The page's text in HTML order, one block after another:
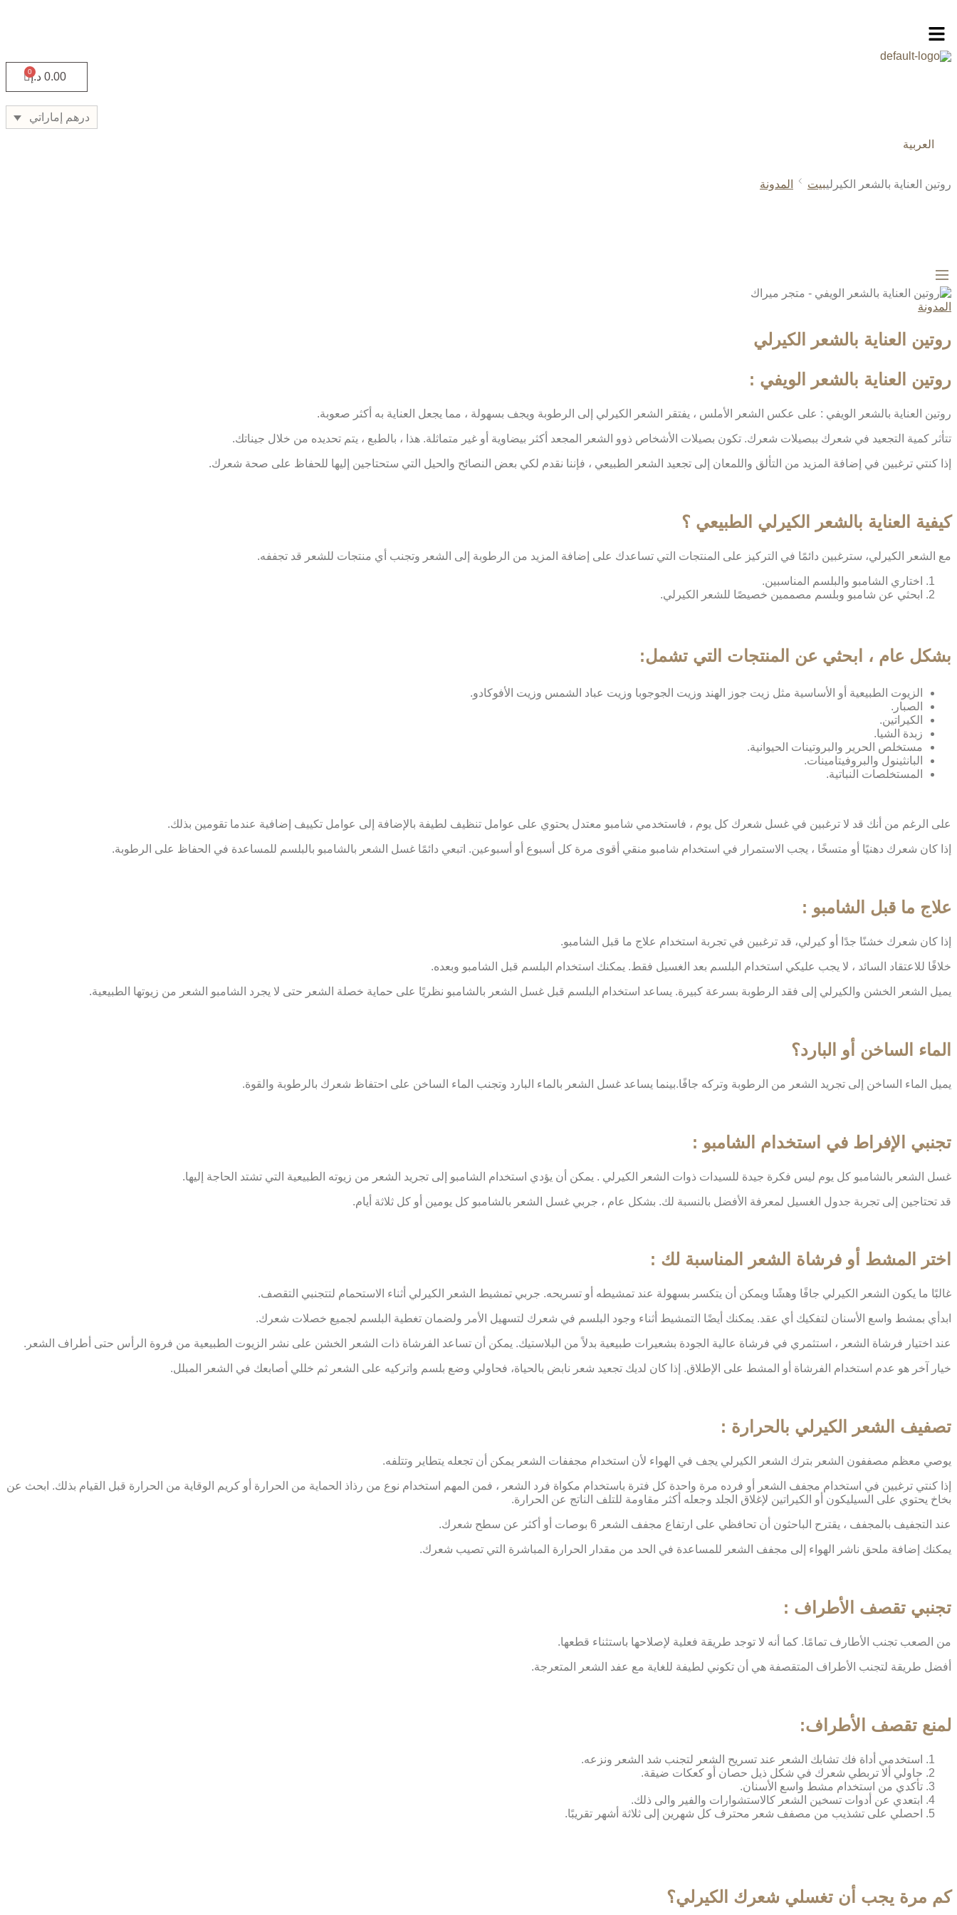
0.00 د.إ
درهم إماراتي
العربية
روتين العناية بالشعر الكيرليبيت المدونة
المدونة
روتين العناية بالشعر الكيرلي
روتين العناية بالشعر الويفي :
روتين العناية بالشعر الويفي : على عكس الشعر الأملس ، يفتقر الشعر الكيرلي إلى الرطوبة ويجف بسهولة ، مما يجعل العناية به أكثر صعوبة.
تتأثر كمية التجعيد في شعرك ببصيلات شعرك. تكون بصيلات الأشخاص ذوو الشعر المجعد أكثر بيضاوية أو غير متماثلة. هذا ، بالطبع ، يتم تحديده من خلال جيناتك.
إذا كنتي ترغبين في إضافة المزيد من التألق واللمعان إلى تجعيد الشعر الطبيعي ، فإننا نقدم لكي بعض النصائح والحيل التي ستحتاجين إليها للحفاظ على صحة شعرك.
كيفية العناية بالشعر الكيرلي الطبيعي ؟
مع الشعر الكيرلي، سترغبين دائمًا في التركيز على المنتجات التي تساعدك على إضافة المزيد من الرطوبة إلى الشعر وتجنب أي منتجات للشعر قد تجففه.
اختاري الشامبو والبلسم المناسبين.
ابحثي عن شامبو وبلسم مصممين خصيصًا للشعر الكيرلي.
بشكل عام ، ابحثي عن المنتجات التي تشمل:
الزيوت الطبيعية أو الأساسية مثل زيت جوز الهند وزيت الجوجوبا وزيت عباد الشمس وزيت الأفوكادو.
الصبار.
الكيراتين.
زبدة الشيا.
مستخلص الحرير والبروتينات الحيوانية.
البانثينول والبروفيتامينات.
المستخلصات النباتية.
على الرغم من أنك قد لا ترغبين في غسل شعرك كل يوم ، فاستخدمي شامبو معتدل يحتوي على عوامل تنظيف لطيفة بالإضافة إلى عوامل تكييف إضافية عندما تقومين بذلك.
إذا كان شعرك دهنيًا أو متسخًا ، يجب الاستمرار في استخدام شامبو منقي أقوى مرة كل أسبوع أو أسبوعين. اتبعي دائمًا غسل الشعر بالشامبو بالبلسم للمساعدة في الحفاظ على الرطوبة.
علاج ما قبل الشامبو :
إذا كان شعرك خشنًا جدًا أو كيرلي، قد ترغبين في تجربة استخدام علاج ما قبل الشامبو.
خلافًا للاعتقاد السائد ، لا يجب عليكي استخدام البلسم بعد الغسيل فقط. يمكنك استخدام البلسم قبل الشامبو وبعده.
يميل الشعر الخشن والكيرلي إلى فقد الرطوبة بسرعة كبيرة. يساعد استخدام البلسم قبل غسل الشعر بالشامبو نظريًا على حماية خصلة الشعر حتى لا يجرد الشامبو الشعر من زيوتها الطبيعية.
الماء الساخن أو البارد؟
يميل الماء الساخن إلى تجريد الشعر من الرطوبة وتركه جافًا.بينما يساعد غسل الشعر بالماء البارد وتجنب الماء الساخن على احتفاظ شعرك بالرطوبة والقوة.
تجنبي الإفراط في استخدام الشامبو :
غسل الشعر بالشامبو كل يوم ليس فكرة جيدة للسيدات ذوات الشعر الكيرلي . يمكن أن يؤدي استخدام الشامبو إلى تجريد الشعر من زيوته الطبيعية التي تشتد الحاجة إليها.
قد تحتاجين إلى تجربة جدول الغسيل لمعرفة الأفضل بالنسبة لك. بشكل عام ، جربي غسل الشعر بالشامبو كل يومين أو كل ثلاثة أيام.
اختر المشط أو فرشاة الشعر المناسبة لك :
غالبًا ما يكون الشعر الكيرلي جافًا وهشًا ويمكن أن يتكسر بسهولة عند تمشيطه أو تسريحه. جربي تمشيط الشعر الكيرلي أثناء الاستحمام لتتجنبي التقصف.
ابدأي بمشط واسع الأسنان لتفكيك أي عقد. يمكنك أيضًا التمشيط أثناء وجود البلسم في شعرك لتسهيل الأمر ولضمان تغطية البلسم لجميع خصلات شعرك.
عند اختيار فرشاة الشعر ، استثمري في فرشاة عالية الجودة بشعيرات طبيعية بدلاً من البلاستيك. يمكن أن تساعد الفرشاة ذات الشعر الخشن على نشر الزيوت الطبيعية من فروة الرأس حتى أطراف الشعر.
خيار آخر هو عدم استخدام الفرشاة أو المشط على الإطلاق. إذا كان لديك تجعيد شعر نابض بالحياة، فحاولي وضع بلسم واتركيه على الشعر ثم خللي أصابعك في الشعر المبلل.
تصفيف الشعر الكيرلي بالحرارة :
يوصي معظم مصففون الشعر بترك الشعر الكيرلي يجف في الهواء لأن استخدام مجففات الشعر يمكن أن تجعله يتطاير وتتلفه.
إذا كنتي ترغبين في استخدام مجفف الشعر أو فرده مرة واحدة كل فترة باستخدام مكواة فرد الشعر ، فمن المهم استخدام نوع من رذاذ الحماية من الحرارة أو كريم الوقاية من الحرارة قبل القيام بذلك. ابحث عن
بخاخ يحتوي على السيليكون أو الكيراتين لإغلاق الجلد وجعله أكثر مقاومة للتلف الناتج عن الحرارة.
عند التجفيف بالمجفف ، يقترح الباحثون أن تحافظي على ارتفاع مجفف الشعر 6 بوصات أو أكثر عن سطح شعرك.
يمكنك إضافة ملحق ناشر الهواء إلى مجفف الشعر للمساعدة في الحد من مقدار الحرارة المباشرة التي تصيب شعرك.
تجنبي تقصف الأطراف :
من الصعب تجنب الأطارف تمامًا. كما أنه لا توجد طريقة فعلية لإصلاحها باستثناء قطعها.
أفضل طريقة لتجنب الأطراف المتقصفة هي أن تكوني لطيفة للغاية مع عفد الشعر المتعرجة.
لمنع تقصف الأطراف:
استخدمي أداة فك تشابك الشعر عند تسريح الشعر لتجنب شد الشعر ونزعه.
حاولي ألا تربطي شعرك في شكل ذيل حصان أو كعكات ضيقة.
تأكدي من استخدام مشط واسع الأسنان.
ابتعدي عن أدوات تسخين الشعر كالاستشوارات والفير والى ذلك.
احصلي على تشذيب من مصفف شعر محترف كل شهرين إلى ثلاثة أشهر تقريبًا.
كم مرة يجب أن تغسلي شعرك الكيرلي؟